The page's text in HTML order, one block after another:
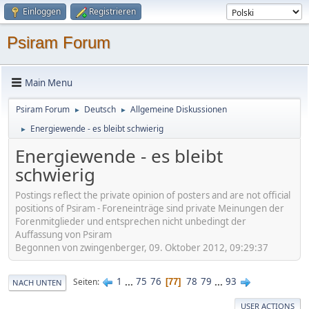
Einloggen Registrieren
Psiram Forum
Main Menu
Psiram Forum ► Deutsch ► Allgemeine Diskussionen
► Energiewende - es bleibt schwierig
Energiewende - es bleibt
schwierig
Postings reflect the private opinion of posters and are not official
positions of Psiram - Foreneinträge sind private Meinungen der
Forenmitglieder und entsprechen nicht unbedingt der
Auffassung von Psiram
Begonnen von zwingenberger, 09. Oktober 2012, 09:29:37
NACH UNTEN Seiten 1 ... 75 76 77 78 79 ... 93
USER ACTIONS